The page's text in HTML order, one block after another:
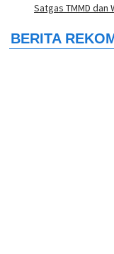
Satgas TMMD dan